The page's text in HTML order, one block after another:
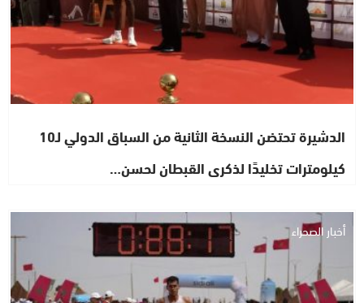
الدشيرة تحتضن النسخة الثانية من السباق الدولي لـ10
كيلومترات تخليدًا لذكرى القبطان لحسن…
أخبار الصحراء